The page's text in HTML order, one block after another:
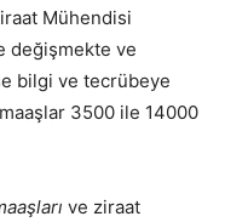
Mühendisi
değişmekte ve
bilgi ve tecrübeye
3500 ile 14000
ve ziraat